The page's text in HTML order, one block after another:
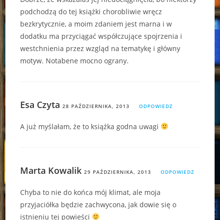
podchodzą do tej książki chorobliwie wręcz
bezkrytycznie, a moim zdaniem jest marna i w
dodatku ma przyciągać współczujące spojrzenia i
westchnienia przez wzgląd na tematykę i główny
motyw. Notabene mocno ograny.
Esa Czyta 28 PAŹDZIERNIKA, 2013 ODPOWIEDZ
A już myślałam, że to książka godna uwagi
Marta Kowalik 29 PAŹDZIERNIKA, 2013 ODPOWIEDZ
Chyba to nie do końca mój klimat, ale moja
przyjaciółka będzie zachwycona, jak dowie się o
istnieniu tej powieści